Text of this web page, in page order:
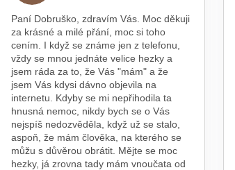
Paní Dobruško, zdravím Vás. Moc děkuji
za krásné a milé přání, moc si toho
cením. I když se známe jen z telefonu,
vždy se mnou jednáte velice hezky a
jsem ráda za to, že Vás "mám" a že
jsem Vás kdysi dávno objevila na
internetu. Kdyby se mi nepřihodila ta
hnusná nemoc, nikdy bych se o Vás
nejspíš nedozvěděla, když už se stalo,
aspoň, že mám člověka, na kterého se
můžu s důvěrou obrátit. Mějte se moc
hezky, já zrovna tady mám vnoučata od